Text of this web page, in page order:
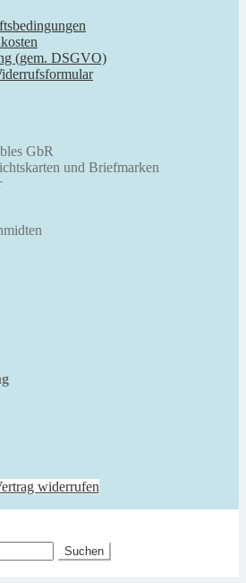
(gem. DSGVO)
GbR
und Briefmarken
widerrufen
Suchen